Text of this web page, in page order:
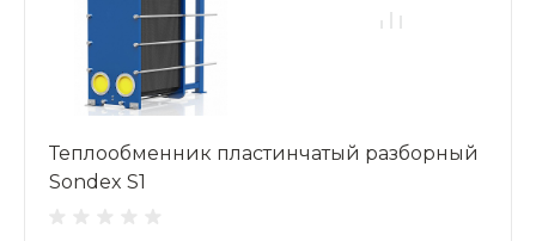
Теплообменник пластинчатый разборный
Sondex S1